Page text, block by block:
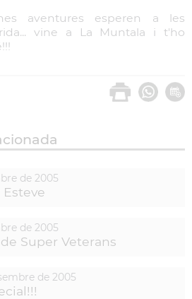
aventures esperen a les
vine a La Muntala i t'ho
de 2005
de 2005
Super Veterans
de 2005